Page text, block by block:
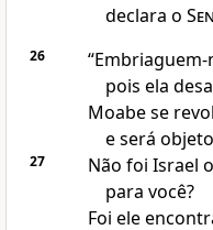
declara o
26
“Embriaguem-
pois ela
Moabe se
e será
27
Não foi Israel
para você?
Foi ele